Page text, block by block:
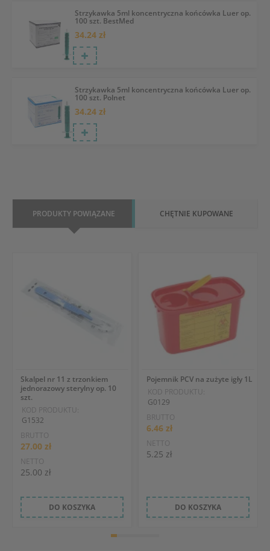
Strzykawka 5ml koncentryczna końcówka Luer op.
100 szt. BestMed
34.24 zł
Strzykawka 5ml koncentryczna końcówka Luer op.
100 szt. Polnet
34.24 zł
PRODUKTY POWIĄZANE CHĘTNIE KUPOWANE
Skalpel nr 11 z trzonkiem
jednorazowy sterylny op. 10
szt.
KOD PRODUKTU:
G1532
BRUTTO
27.00 zł
NETTO
25.00 zł
DO KOSZYKA
Pojemnik PCV na zużyte igły 1L
KOD PRODUKTU:
G0129
BRUTTO
6.46 zł
NETTO
5.25 zł
DO KOSZYKA